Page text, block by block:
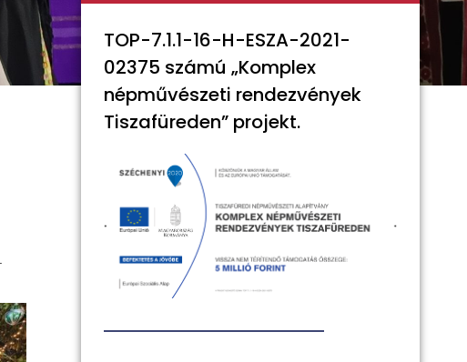
TOP-7.1.1-16-H-ESZA-2021-
02375 számú „Komplex
népművészeti rendezvények
Tiszafüreden” projekt.